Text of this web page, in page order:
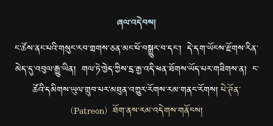
ཞལ་འདེབས།
ང་ཚོས་ནང་པའི་གསུང་རབ་གྲགས་ཅན་མང་པོ་བསྒྱུར་བ་དང་། དེ་དག་ཡོངས་རྫོགས་རིན་
མེད་དུ་འབུལ་རྒྱུ་ཡིན། གལ་ཏེ་ཁྱེད་ཀྱིས་དྲ་རྒྱ་འདི་ཕན་ཐོགས་ཡོད་པར་གཟིགས་ན། ང་
ཚོའི་དམིགས་ཡུལ་གྲུབ་པར་མཐུན་འགྱུར་རོགས་རམ་གནང་རོགས།པེ་ཊོན་
(Patreon) ཐོག་ནས་རམ་འདེགས་གནོངས།